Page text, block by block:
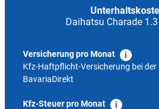
Daihatsu Charade
Versicherung pro Monat
Kfz-Haftpflicht-Versicherung bei der
BavariaDirekt
Kfz-Steuer pro Monat